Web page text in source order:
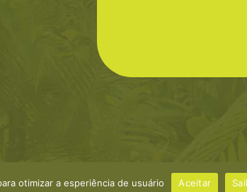
otimizar a esperiência de usuário Aceitar